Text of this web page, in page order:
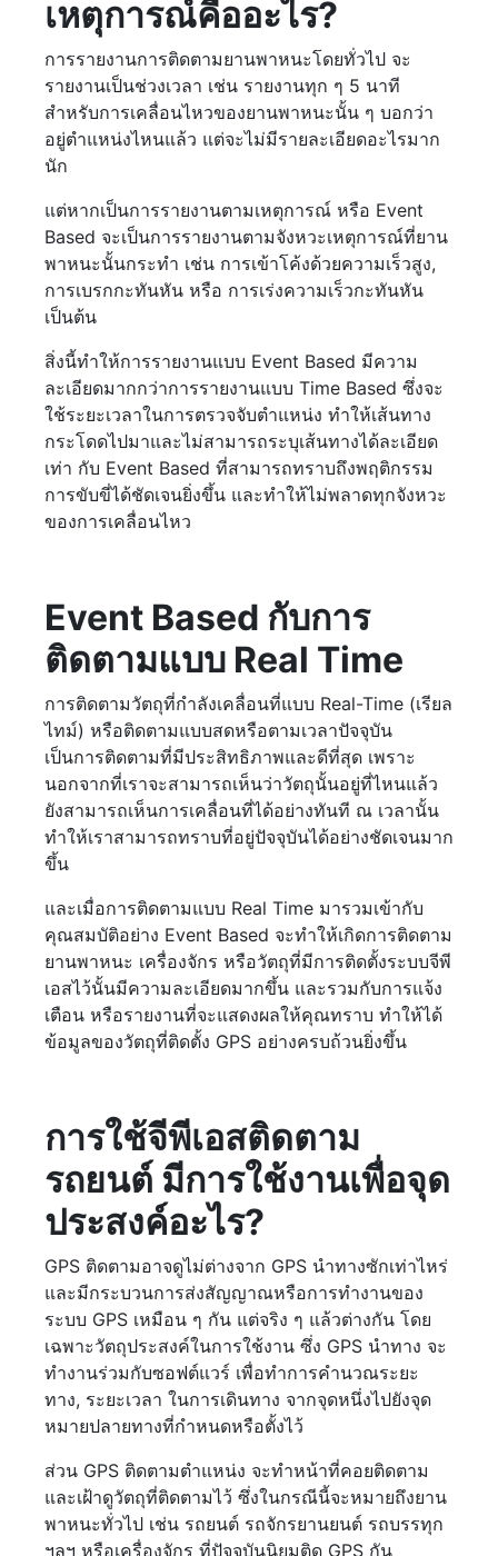
เหตุการณ์คืออะไร?
การรายงานการติดตามยานพาหนะโดยทั่วไป จะ
รายงานเป็นช่วงเวลา เช่น รายงานทุก ๆ 5 นาที
สำหรับการเคลื่อนไหวของยานพาหนะนั้น ๆ บอกว่า
อยู่ตำแหน่งไหนแล้ว แต่จะไม่มีรายละเอียดอะไรมาก
นัก
แต่หากเป็นการรายงานตามเหตุการณ์ หรือ Event
Based จะเป็นการรายงานตามจังหวะเหตุการณ์ที่ยาน
พาหนะนั้นกระทำ เช่น การเข้าโค้งด้วยความเร็วสูง,
การเบรกกะทันหัน หรือ การเร่งความเร็วกะทันหัน
เป็นต้น
สิ่งนี้ทำให้การรายงานแบบ Event Based มีความ
ละเอียดมากกว่าการรายงานแบบ Time Based ซึ่งจะ
ใช้ระยะเวลาในการตรวจจับตำแหน่ง ทำให้เส้นทาง
กระโดดไปมาและไม่สามารถระบุเส้นทางได้ละเอียด
เท่า กับ Event Based ที่สามารถทราบถึงพฤติกรรม
การขับขี่ได้ชัดเจนยิ่งขึ้น และทำให้ไม่พลาดทุกจังหวะ
ของการเคลื่อนไหว
Event Based กับการ
ติดตามแบบ Real Time
การติดตามวัตถุที่กำลังเคลื่อนที่แบบ Real-Time (เรียล
ไทม์) หรือติดตามแบบสดหรือตามเวลาปัจจุบัน
เป็นการติดตามที่มีประสิทธิภาพและดีที่สุด เพราะ
นอกจากที่เราจะสามารถเห็นว่าวัตถุนั้นอยู่ที่ไหนแล้ว
ยังสามารถเห็นการเคลื่อนที่ได้อย่างทันที ณ เวลานั้น
ทำให้เราสามารถทราบที่อยู่ปัจจุบันได้อย่างชัดเจนมาก
ขึ้น
และเมื่อการติดตามแบบ Real Time มารวมเข้ากับ
คุณสมบัติอย่าง Event Based จะทำให้เกิดการติดตาม
ยานพาหนะ เครื่องจักร หรือวัตถุที่มีการติดตั้งระบบจีพี
เอสไว้นั้นมีความละเอียดมากขึ้น และรวมกับการแจ้ง
เตือน หรือรายงานที่จะแสดงผลให้คุณทราบ ทำให้ได้
ข้อมูลของวัตถุที่ติดตั้ง GPS อย่างครบถ้วนยิ่งขึ้น
การใช้จีพีเอสติดตาม
รถยนต์ มีการใช้งานเพื่อจุด
ประสงค์อะไร?
GPS ติดตามอาจดูไม่ต่างจาก GPS นำทางซักเท่าไหร่
และมีกระบวนการส่งสัญญาณหรือการทำงานของ
ระบบ GPS เหมือน ๆ กัน แต่จริง ๆ แล้วต่างกัน โดย
เฉพาะวัตถุประสงค์ในการใช้งาน ซึ่ง GPS นำทาง จะ
ทำงานร่วมกับซอฟต์แวร์ เพื่อทำการคำนวณระยะ
ทาง, ระยะเวลา ในการเดินทาง จากจุดหนึ่งไปยังจุด
หมายปลายทางที่กำหนดหรือตั้งไว้
ส่วน GPS ติดตามตำแหน่ง จะทำหน้าที่คอยติดตาม
และเฝ้าดูวัตถุที่ติดตามไว้ ซึ่งในกรณีนี้จะหมายถึงยาน
พาหนะทั่วไป เช่น รถยนต์ รถจักรยานยนต์ รถบรรทุก
ฯลฯ หรือเครื่องจักร ที่ปัจจุบันนิยมติด GPS กัน